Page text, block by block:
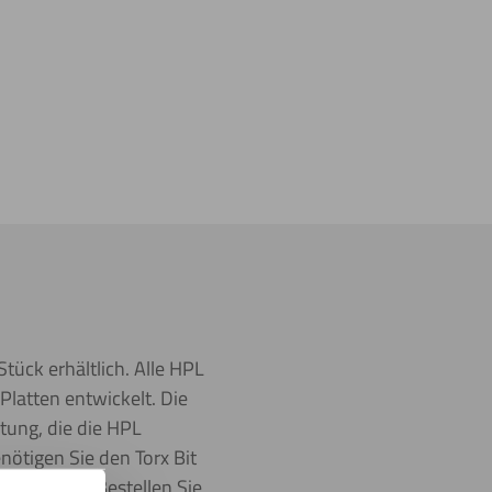
erhältlich. Alle HPL
entwickelt. Die
die die HPL
Sie den Torx Bit